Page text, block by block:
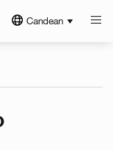
Candean